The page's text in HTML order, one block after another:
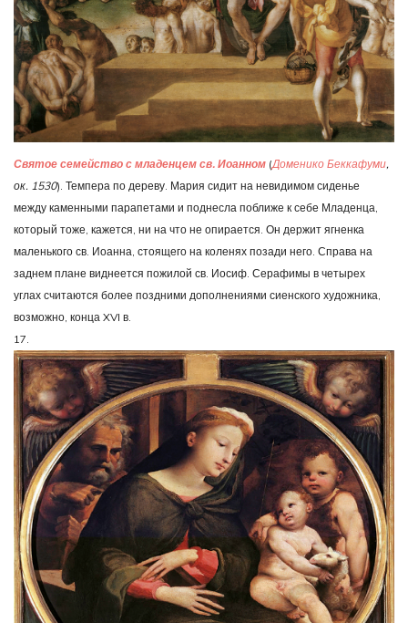
Святое семейство с младенцем св. Иоанном (Доменико Беккафуми,
ок. 1530). Темпера по дереву. Мария сидит на невидимом сиденье
между каменными парапетами и поднесла поближе к себе Младенца,
который тоже, кажется, ни на что не опирается. Он держит ягненка
маленького св. Иоанна, стоящего на коленях позади него. Справа на
заднем плане виднеется пожилой св. Иосиф. Серафимы в четырех
углах считаются более поздними дополнениями сиенского художника,
возможно, конца XVI в.
17.